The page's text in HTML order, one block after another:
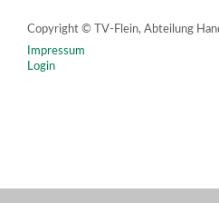
Copyright © TV-Flein, Abteilung
Impressum
Login